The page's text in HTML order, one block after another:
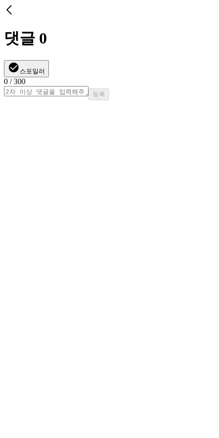
댓글 0
스포일러
0 / 300
등록